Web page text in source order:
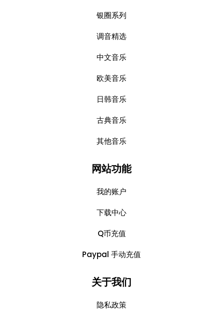
银圈系列
调音精选
中文音乐
欧美音乐
日韩音乐
古典音乐
其他音乐
网站功能
我的账户
下载中心
Q币充值
Paypal 手动充值
关于我们
隐私政策